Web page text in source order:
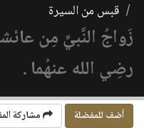
قبس من السيرة
زَواجُ النَّبيِّ مِن
رضِي الله عنهُما .
أضف للمفضلة مشاركة